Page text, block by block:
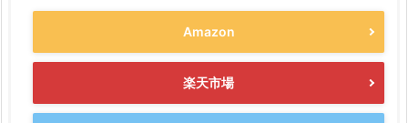
Amazon
楽天市場